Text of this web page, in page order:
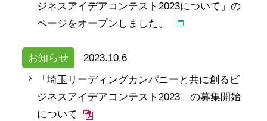
ジネスアイデアコンテスト2023について」の
ページをオープンしました。
お知らせ
2023.10.6
「埼玉リーディングカンパニーと共に創るビ
ジネスアイデアコンテスト2023」の募集開始
について